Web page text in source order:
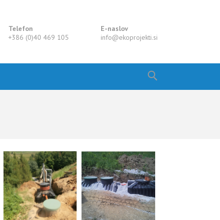
E-naslov
info@ekoprojekti.si
Telefon
+386 (0)40 469 105